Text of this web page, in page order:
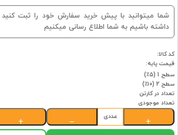
شما میتوانید با پیش خرید سفارش خود را ثبت
داشته باشیم به شما اطلاع رسانی میکنیم
کد کالا:
قیمت پایه:
سطح 1 (۵٪)
سطح 2 (۱۰٪)
تعداد در کارتن
تعداد موجودی
+
عددی
−
+